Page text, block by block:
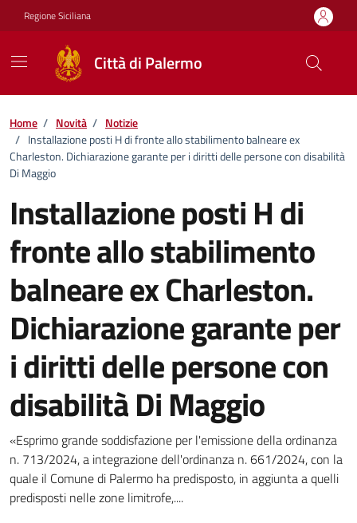
Vai ai contenuti
Vai al footer
Regione Siciliana
Città di Palermo
Home / Novità / Notizie
/ Installazione posti H di fronte allo stabilimento balneare ex
Charleston. Dichiarazione garante per i diritti delle persone con disabilità
Di Maggio
Installazione posti H di
fronte allo stabilimento
balneare ex Charleston.
Dichiarazione garante per
i diritti delle persone con
disabilità Di Maggio
Dettagli della notizia
«Esprimo grande soddisfazione per l'emissione della ordinanza
n. 713/2024, a integrazione dell'ordinanza n. 661/2024, con la
quale il Comune di Palermo ha predisposto, in aggiunta a quelli
predisposti nelle zone limitrofe,....